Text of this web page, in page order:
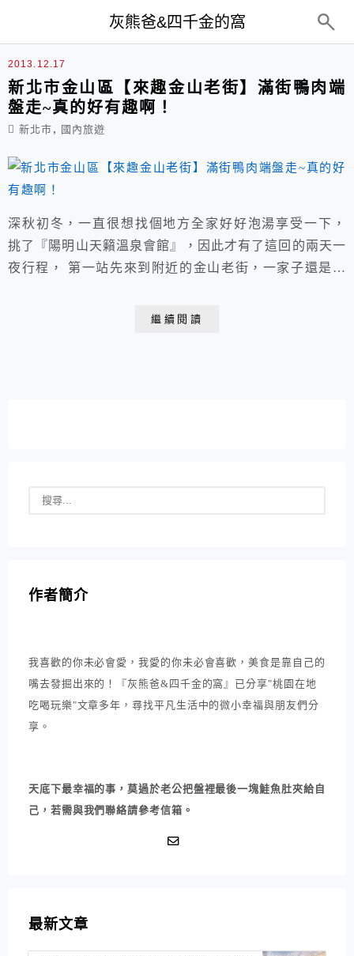
灰熊爸&四千金的窩
阿玉蔴粩
2013.12.17
新北市金山區【來趣金山老街】滿街鴨肉端
盤走~真的好有趣啊！
新北市 , 國內旅遊
深秋初冬，一直很想找個地方全家好好泡湯享受一下，
挑了『陽明山天籟溫泉會館』，因此才有了這回的兩天一
夜行程， 第一站先來到附近的金山老街，一家子還是第
走吃吃，基本上去夜市也都這樣。
繼續閱讀
作者簡介
我喜歡的你未必會愛，我愛的你未必會喜歡，美食是靠自己的
嘴去發掘出來的！『灰熊爸&四千金的窩』已分享"桃園在地
吃喝玩樂"文章多年，尋找平凡生活中的微小幸福與朋友們分
享。
天底下最幸福的事，莫過於老公把盤裡最後一塊鮭魚肚夾給自
己，若需與我們聯絡請參考信箱。
最新文章